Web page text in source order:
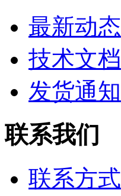
最新动态
技术文档
发货通知
联系我们
联系方式